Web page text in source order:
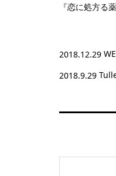
『恋に処方る
2018.12.29
2018.9.29